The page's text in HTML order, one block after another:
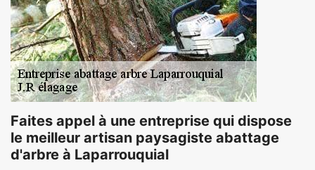
Faites appel à une entreprise qui dispose
le meilleur artisan paysagiste abattage
d'arbre à Laparrouquial